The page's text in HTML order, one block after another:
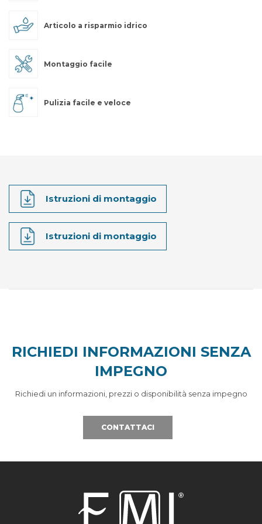
Articolo a risparmio idrico
Montaggio facile
Pulizia facile e veloce
Istruzioni di montaggio
Istruzioni di montaggio
RICHIEDI INFORMAZIONI SENZA
IMPEGNO
Richiedi un informazioni, prezzi o disponibilità senza impegno
CONTATTACI